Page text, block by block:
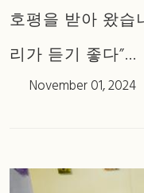
호평을 받아 왔습
리가 듣기 좋다”...
November 01, 2024